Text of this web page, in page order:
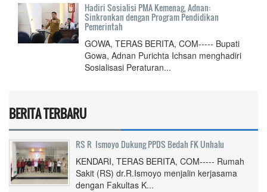
Hadiri Sosialisi PMA Kemenag, Adnan:
Sinkronkan dengan Program Pendidikan
Pemerintah
GOWA, TERAS BERITA, COM----- Bupati
Gowa, Adnan Purichta Ichsan menghadiri
Sosialisasi Peraturan...
BERITA TERBARU
RS R Ismoyo Dukung PPDS Bedah FK Unhalu
KENDARI, TERAS BERITA, COM----- Rumah
Sakit (RS) dr.R.Ismoyo menjalin kerjasama
dengan Fakultas K...